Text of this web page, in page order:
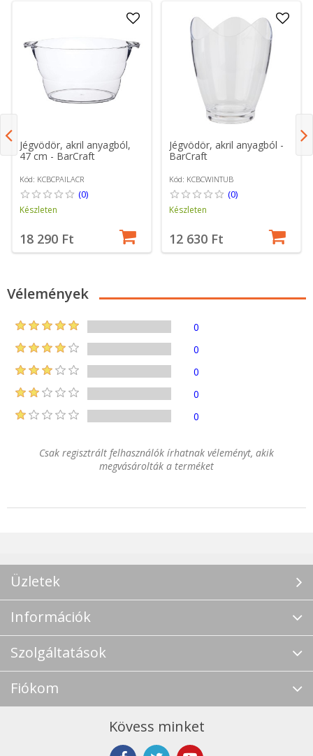
Jégvödör, akril anyagból,
47 cm - BarCraft
Kód: KCBCPAILACR
(0)
Készleten
18 290 Ft
Jégvödör, akril anyagból -
BarCraft
Kód: KCBCWINTUB
(0)
Készleten
12 630 Ft
Vélemények
0
0
0
0
0
Csak regisztrált felhasználók írhatnak véleményt, akik
megvásárolták a terméket
Üzletek
Információk
Szolgáltatások
Fiókom
Kövess minket